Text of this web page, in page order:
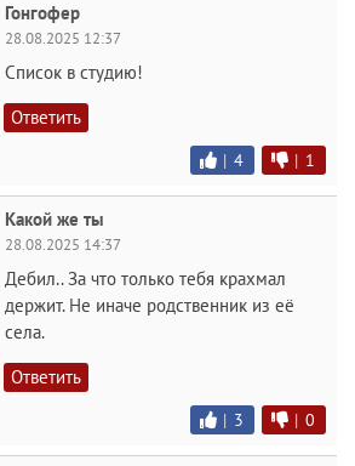
Гонгофер
28.08.2025 12:37
Список в студию!
Ответить
| 4 | 1
Какой же ты
28.08.2025 14:37
Дебил.. За что только тебя крахмал
держит. Не иначе родственник из её
села.
Ответить
| 3 | 0